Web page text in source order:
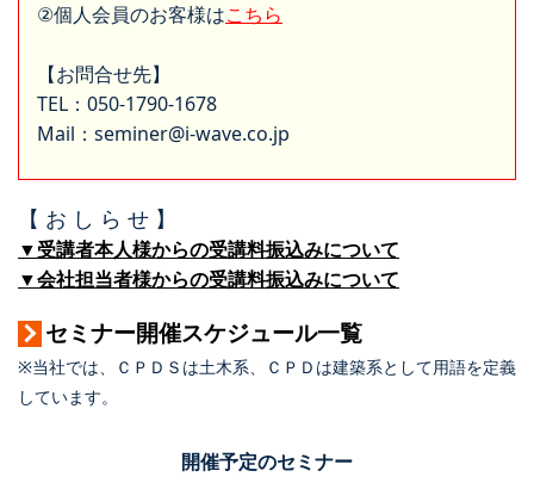
②個人会員のお客様はこちら
【お問合せ先】
TEL：050-1790-1678
Mail：seminer@i-wave.co.jp
【 お し ら せ 】
▼受講者本人様からの受講料振込みについて
▼会社担当者様からの受講料振込みについて
セミナー開催スケジュール一覧
※当社では、ＣＰＤＳは土木系、ＣＰＤは建築系として用語を定義
しています。
開催予定のセミナー